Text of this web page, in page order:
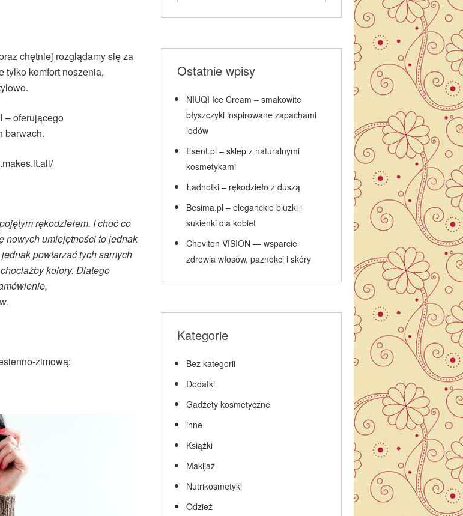
chętniej rozglądamy się za
tylko komfort noszenia,
– oferującego
barwach.
rękodziełem. I choć co
nowych umiejętności to jednak
powtarzać tych samych
kolory. Dlatego
zimową:
Ostatnie wpisy
NIUQI Ice Cream – smakowite
błyszczyki inspirowane zapachami
lodów
Esent.pl – sklep z naturalnymi
kosmetykami
Ładnotki – rękodzieło z duszą
Besima.pl – eleganckie bluzki i
sukienki dla kobiet
Cheviton VISION — wsparcie
zdrowia włosów, paznokci i skóry
Kategorie
Bez kategorii
Dodatki
Gadżety kosmetyczne
inne
Książki
Makijaż
Nutrikosmetyki
Odzież